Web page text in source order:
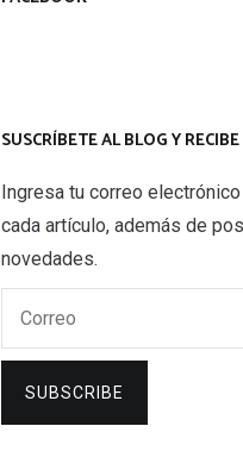
SUSCRÍBETE AL BLOG Y
Ingresa tu correo
cada artículo, además de
novedades.
SUBSCRIBE